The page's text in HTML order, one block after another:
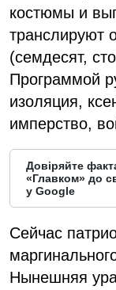
костюмы и
транслируют
(семдесят,
Программой
изоляция,
имперство,
Довіряйте
«Главком» до
у Google
Сейчас
Нынешняя